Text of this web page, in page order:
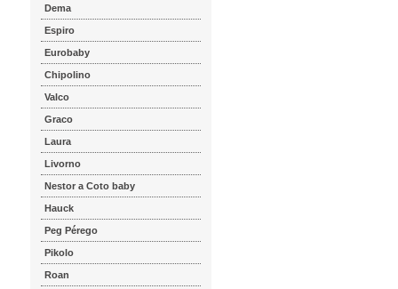
Dema
Espiro
Eurobaby
Chipolino
Valco
Graco
Laura
Livorno
Nestor a Coto baby
Hauck
Peg Pérego
Pikolo
Roan